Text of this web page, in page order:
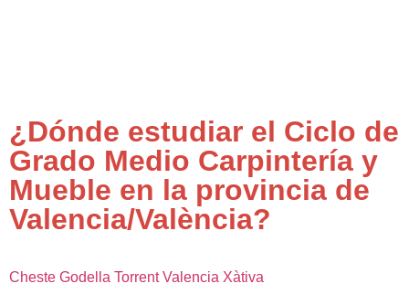
¿Dónde estudiar el Ciclo de
Grado Medio Carpintería y
Mueble en la provincia de
Valencia/València?
Cheste Godella Torrent Valencia Xàtiva